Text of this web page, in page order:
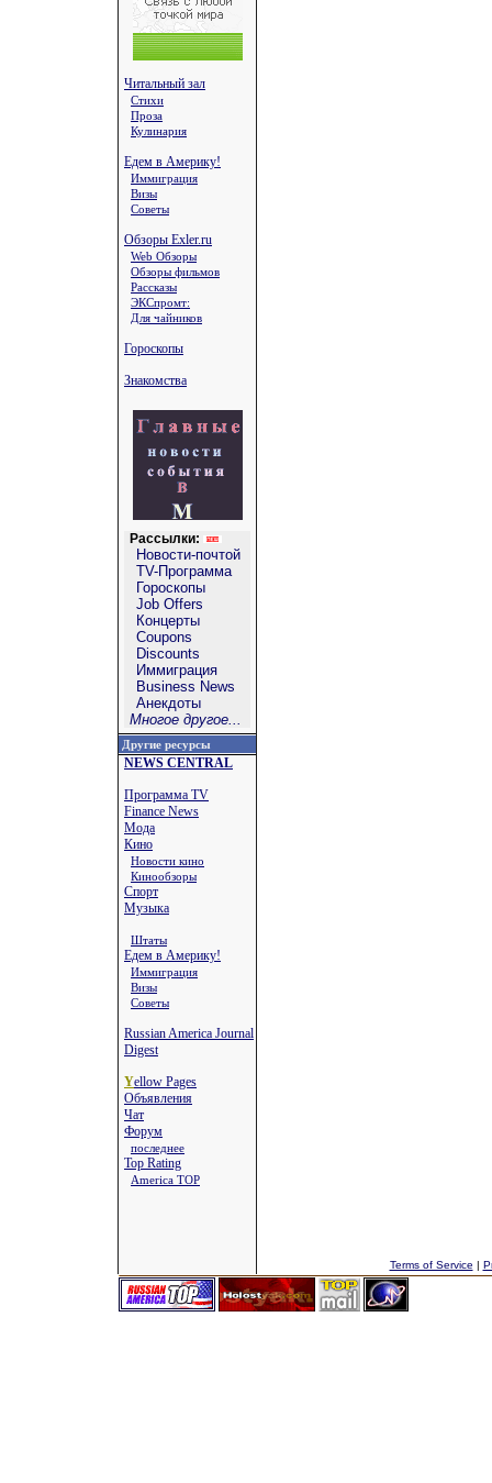
Читальный зал
Стихи
Проза
Кулинария
Едем в Америку!
Иммиграция
Визы
Советы
Обзоры Exler.ru
Web Обзоры
Обзоры фильмов
Рассказы
ЭКСпромт:
Для чайников
Гороскопы
Знакомства
Рассылки:
Новости-почтой
TV-Программа
Гороскопы
Job Offers
Концерты
Coupons
Discounts
Иммиграция
Business News
Анекдоты
Многое другое...
Другие ресурсы
NEWS CENTRAL
Программа TV
Finance News
Мода
Кино
Новости кино
Кинообзоры
Спорт
Музыка
Штаты
Едем в Америку!
Иммиграция
Визы
Советы
Russian America Journal
Digest
Yellow Pages
Объявления
Чат
Форум
последнее
Top Rating
America TOP
Terms of Service |